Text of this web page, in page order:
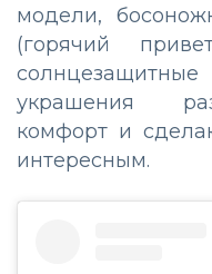
модели,
(горячий
украшения
комфорт и
интересным.